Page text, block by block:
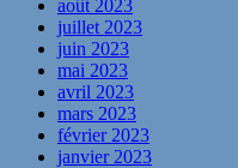
août 2023
juillet 2023
juin 2023
mai 2023
avril 2023
mars 2023
février 2023
janvier 2023